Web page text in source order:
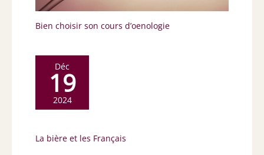
Bien choisir son cours d’oenologie
Déc
19
2024
La bière et les Français